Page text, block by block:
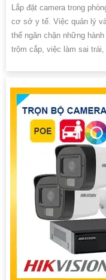
Lắp đặt camera trong
cơ sở y tế. Việc quản lý
thể ngăn chặn những
trộm cắp, việc làm sai